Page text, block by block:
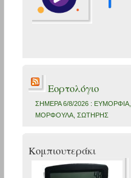
Εορτολόγιο
ΣΗΜΕΡΑ 6/8/2026 : ΕΥΜΟΡΦΙΑ,
ΜΟΡΦΟΥΛΑ, ΣΩΤΗΡΗΣ
Κομπιουτεράκι